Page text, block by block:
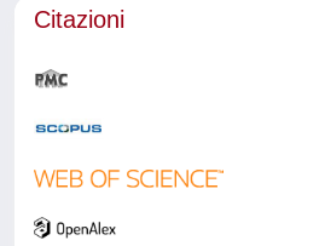
Citazioni